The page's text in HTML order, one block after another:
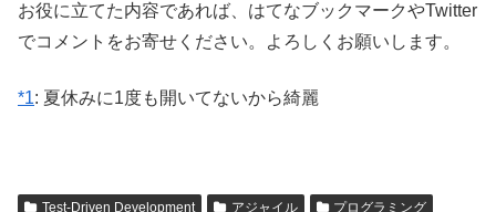
お役に立てた内容であれば、はてなブックマークやTwitter
でコメントをお寄せください。よろしくお願いします。
*1: 夏休みに1度も開いてないから綺麗
Test-Driven Development アジャイル
プログラミング